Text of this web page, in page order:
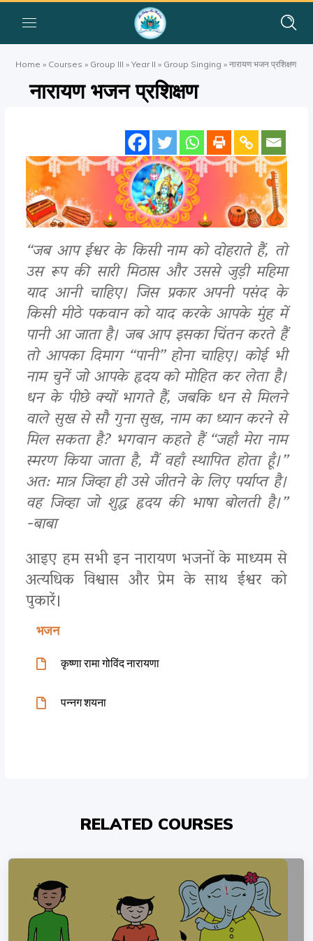
Home » Courses » Group III »Year II » Group Singing »नारायण भजन प्रशिक्षण
नारायण भजन प्रशिक्षण
“जब आप ईश्वर के किसी नाम को दोहराते हैं, तो
उस रूप की सारी मिठास और उससे जुड़ी महिमा
याद आनी चाहिए। जिस प्रकार अपनी पसंद के
किसी मीठे पकवान को याद करके आपके मुंह में
पानी आ जाता है। जब आप इसका चिंतन करते हैं
तो आपका दिमाग “पानी” होना चाहिए। कोई भी
नाम चुनें जो आपके हृदय को मोहित कर लेता है।
धन के पीछे क्यों भागते हैं, जबकि धन से मिलने
वाले सुख से सौ गुना सुख, नाम का ध्यान करने से
मिल सकता है? भगवान कहते हैं “जहाँ मेरा नाम
स्मरण किया जाता है, मैं वहाँ स्थापित होता हूँ।”
अत: मात्र जिव्हा ही उसे जीतने के लिए पर्याप्त है।
वह जिव्हा जो शुद्ध हृदय की भाषा बोलती है।”
-बाबा
आइए हम सभी इन नारायण भजनों के माध्यम से
अत्यधिक विश्वास और प्रेम के साथ ईश्वर को
पुकारें।
भजन
कृष्णा रामा गोविंद नारायणा
पन्नग शयना
RELATED COURSES